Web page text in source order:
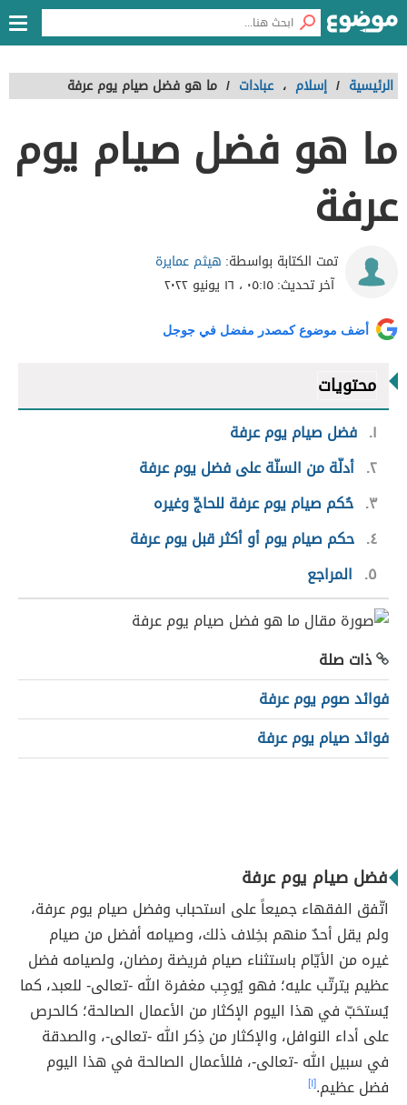
الرئيسية / إسلام ، عبادات / ما هو فضل صيام يوم عرفة
ما هو فضل صيام يوم
عرفة
تمت الكتابة بواسطة: هيثم عمايرة
آخر تحديث:٠٥:١٥ ، ١٦ يونيو ٢٠٢٢
أضف موضوع كمصدر مفضل في جوجل
محتويات
١ فضل صيام يوم عرفة
٢ أدلّة من السنّة على فضل يوم عرفة
٣ حُكم صيام يوم عرفة للحاجّ وغيره
٤ حكم صيام يوم أو أكثر قبل يوم عرفة
٥
المراجع
ذات صلة
فوائد صوم يوم عرفة
فوائد صيام يوم عرفة
فضل صيام يوم عرفة
اتّفق الفقهاء جميعاً على استحباب وفضل صيام يوم عرفة،
ولم يقل أحدٌ منهم بخِلاف ذلك، وصيامه أفضل من صيام
غيره من الأيّام باستثناء صيام فريضة رمضان، ولصيامه فضل
عظيم يترتّب عليه؛ فهو يُوجِب مغفرة الله -تعالى- للعبد، كما
يُستحَبّ في هذا اليوم الإكثار من الأعمال الصالحة؛ كالحرص
على أداء النوافل، والإكثار من ذِكر الله -تعالى-، والصدقة
في سبيل الله -تعالى-، فللأعمال الصالحة في هذا اليوم
فضل عظيم.[١]